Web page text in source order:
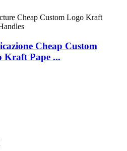
Cheap Custom
Kraft Pape ...